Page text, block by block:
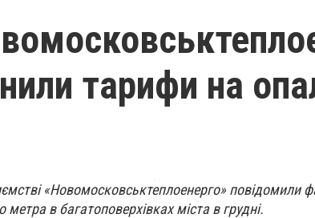
тарифи на
«Новомосковськтеплоенерго» повідомили
в багатоповерхівках міста в грудні.